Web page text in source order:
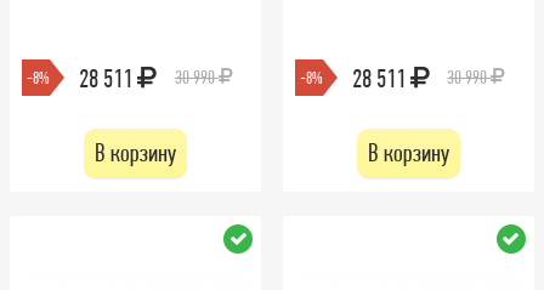
-8% 28 511 30 990
В корзину
-8% 28 511 30 990
В корзину